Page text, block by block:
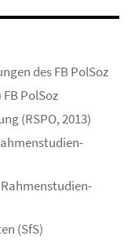
des FB PolSoz
PolSoz
(RSPO, 2013)
(SfS)